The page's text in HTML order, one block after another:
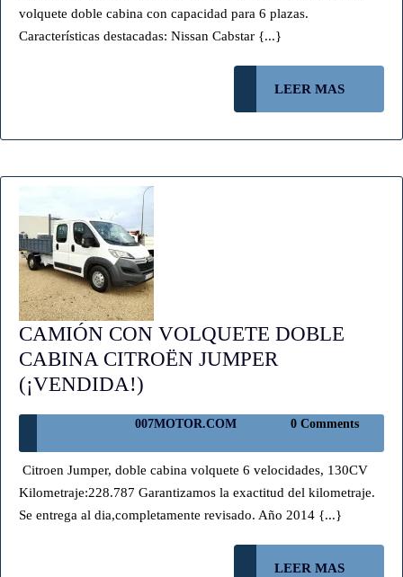
(VENDIDO)
volquete doble cabina con capacidad para 6 plazas.
Características destacadas: Nissan Cabstar {...}
LEER MAS
MAS
CAMIÓN CON VOLQUETE DOBLE
CABINA CITROËN JUMPER
(¡VENDIDA!)
CON
VOLQUETE
DOBLE
CABINA
CITROËN
007MOTOR.COM 007MOTOR.COM
0 Comments
Citroen Jumper, doble cabina volquete 6 velocidades, 130CV
Kilometraje:228.787 Garantizamos la exactitud del kilometraje.
Se entrega al dia,completamente revisado. Año 2014 {...}
LEER MAS